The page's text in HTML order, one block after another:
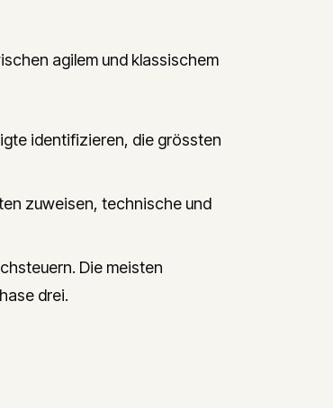
agilem und klassischem
identifizieren, die grössten
zuweisen, technische und
Die meisten
drei.